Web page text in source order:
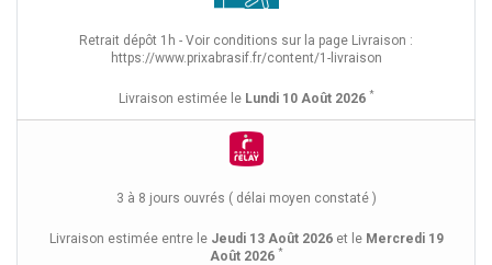
Retrait dépôt 1h - Voir conditions sur la page Livraison :
https://www.prixabrasif.fr/content/1-livraison
Livraison estimée le Lundi 10 Août 2026 *
3 à 8 jours ouvrés ( délai moyen constaté )
Livraison estimée entre le Jeudi 13 Août 2026et le Mercredi 19
Août 2026 *